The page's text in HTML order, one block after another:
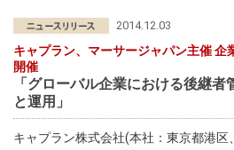
2014.12.03
キャプラン、マーサージャパン主催 企
開催
「グローバル企業における後継
と運用」
キャプラン株式会社(本社：東京都港区